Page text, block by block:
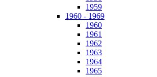
1959
1960 - 1969
1960
1961
1962
1963
1964
1965